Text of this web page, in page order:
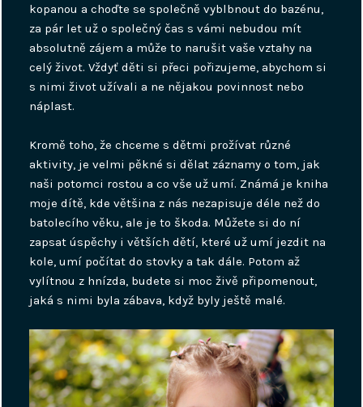
kopanou a choďte se společně vyblbnout do bazénu,
za pár let už o společný čas s vámi nebudou mít
absolutně zájem a může to narušit vaše vztahy na
celý život. Vždyť děti si přeci pořizujeme, abychom si
s nimi život užívali a ne nějakou povinnost nebo
náplast.
Kromě toho, že chceme s dětmi prožívat různé
aktivity, je velmi pěkné si dělat záznamy o tom, jak
naši potomci rostou a co vše už umí. Známá je kniha
moje dítě, kde většina z nás nezapisuje déle než do
batolecího věku, ale je to škoda. Můžete si do ní
zapsat úspěchy i větších dětí, které už umí jezdit na
kole, umí počítat do stovky a tak dále. Potom až
vylítnou z hnízda, budete si moc živě připomenout,
jaká s nimi byla zábava, když byly ještě malé.